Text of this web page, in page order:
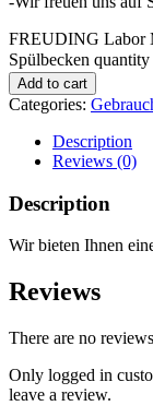
FREUDING Labor
Spülbecken quantity
Add to cart
Categories:
Description
Reviews (0)
Description
Wir bieten Ihnen
Reviews
There are no
Only logged in
leave a review.